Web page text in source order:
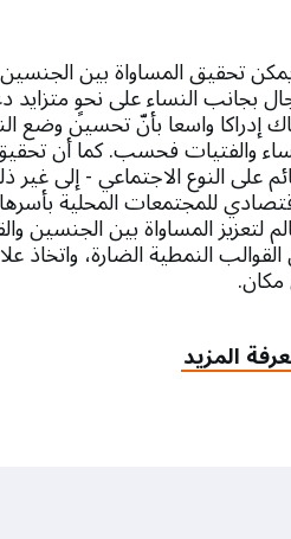
تحقيق المساواة بين
بجانب النساء على نحوٍ متزايد
إدراكا واسعا بأنّ تحسين وضع
والفتيات فحسب. كما أن
على النوع الاجتماعي - إلى
للمجتمعات المحلية
لتعزيز المساواة بين
النمطية الضارة،
المزيد